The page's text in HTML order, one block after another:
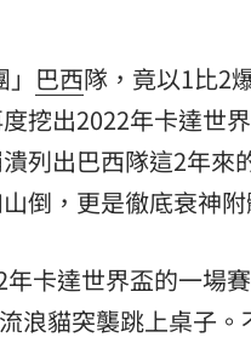
巴西隊，竟以1比2
挖出2022年卡達世
列出巴西隊這2年來
倒，更是徹底衰神
卡達世界盃的一場
浪貓突襲跳上桌子。